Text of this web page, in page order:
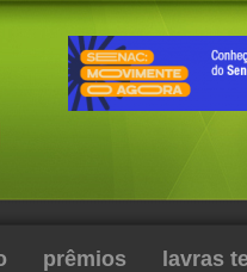
prêmios lavras